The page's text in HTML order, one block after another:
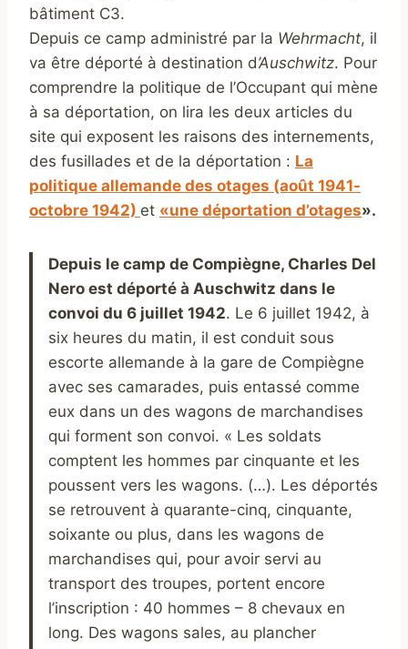
bâtiment C3.
Depuis ce camp administré par la Wehrmacht, il
va être déporté à destination d’Auschwitz. Pour
comprendre la politique de l’Occupant qui mène
à sa déportation, on lira les deux articles du
site qui exposent les raisons des internements,
des fusillades et de la déportation : La
politique allemande des otages (août 1941-
octobre 1942) et «une déportation d’otages».
Depuis le camp de Compiègne, Charles Del
Nero est déporté à Auschwitz dans le
convoi du 6 juillet 1942. Le 6 juillet 1942, à
six heures du matin, il est conduit sous
escorte allemande à la gare de Compiègne
avec ses camarades, puis entassé comme
eux dans un des wagons de marchandises
qui forment son convoi. « Les soldats
comptent les hommes par cinquante et les
poussent vers les wagons. (…). Les déportés
se retrouvent à quarante-cinq, cinquante,
soixante ou plus, dans les wagons de
marchandises qui, pour avoir servi au
transport des troupes, portent encore
l’inscription : 40 hommes – 8 chevaux en
long. Des wagons sales, au plancher